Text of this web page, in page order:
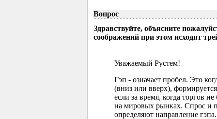
Вопрос
Здравствуйте, объясните
соображений при этом исходят
Уважаемый Рустем!
Гэп - означает пробел. Это
(вниз или вверх),
если за время, когда торгов
на мировых рынках. Спрос и
определяют направление гэпа.